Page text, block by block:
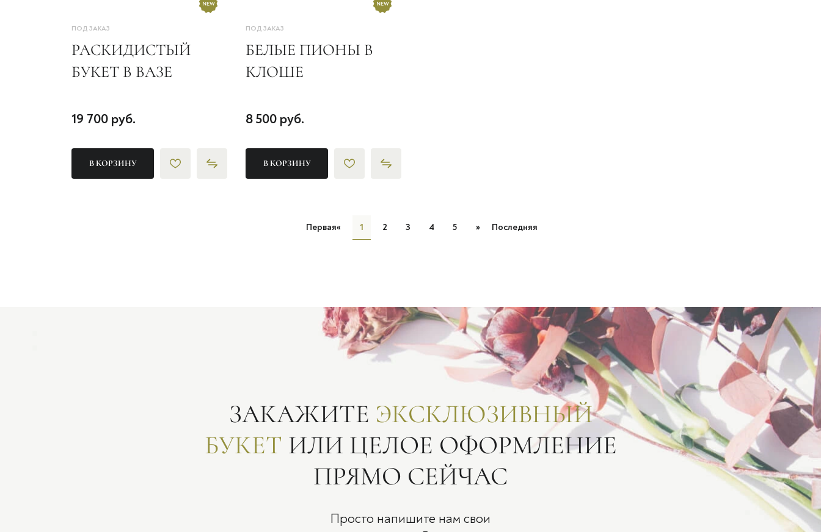
ПОД ЗАКАЗ
РАСКИДИСТЫЙ
БУКЕТ В ВАЗЕ
19 700 руб.
В КОРЗИНУ
ПОД ЗАКАЗ
БЕЛЫЕ ПИОНЫ В
КЛОШЕ
8 500 руб.
В КОРЗИНУ
Первая« 1 2 3 4 5 » Последняя
ЗАКАЖИТЕ ЭКСКЛЮЗИВНЫЙ
БУКЕТ ИЛИ ЦЕЛОЕ ОФОРМЛЕНИЕ
ПРЯМО СЕЙЧАС
Просто напишите нам свои